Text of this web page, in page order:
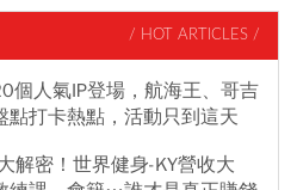
/ HOT ARTICLES /
個人氣IP登場，航海王、哥吉
打卡熱點，活動只到這天
解密！世界健身-KY營收大